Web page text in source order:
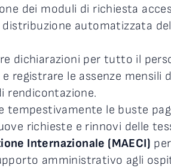
dei moduli di richiesta
automatizzata
dichiarazioni per tutto il
e registrare le assenze
rendicontazione.
tempestivamente le buste
richieste e rinnovi delle
Internazionale (MAECI)
amministrativo agli